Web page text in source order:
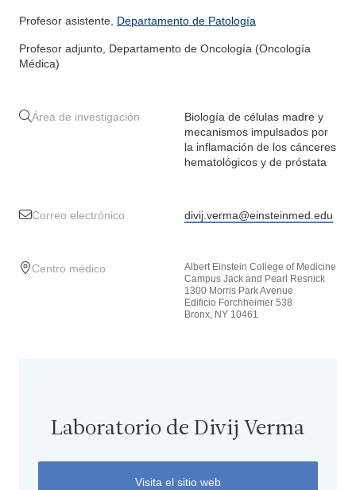
Profesor asistente, Departamento de Patología
Profesor adjunto, Departamento de Oncología (Oncología
Médica)
Área de investigación
Biología de células madre y
mecanismos impulsados por
la inflamación de los cánceres
hematológicos y de próstata
Correo electrónico divij.verma@einsteinmed.edu
Centro médico
Albert Einstein College of Medicine
Campus Jack and Pearl Resnick
1300 Morris Park Avenue
Edificio Forchheimer 538
Bronx, NY 10461
Laboratorio de Divij Verma
Visita el sitio web